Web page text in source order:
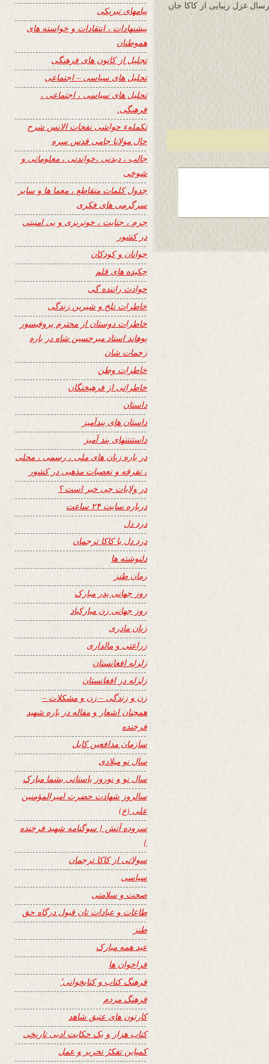
غزل زیبایی از کاکا جان
پیامهای تبریکی
پیشنهادات ، انتقادات و خواسته های
هموطنان
تجلیل از کانون های فرهنگی
تحلیل های سیاسی – اجتماعی
تحلیل های سیاسی ، اجتماعی ،
فرهنگی.
تکملهء حواشی نفحات الانس شرح
حال مولانا جامی قدس سره
جالب ، دیدنی ،خواندنی ، معلوماتی و
شوخی
جدول کلمات متقاطع ، معما ها و سایر
سرگرمی های فکری
جرم ، جنایت ، خونریزی و بی امنیتی
در کشور
جوانان و کودکان
چکیده های قلم
حوادث راننده گی
خاطرات تلخ و شیرین زندگی
خاطرات دوستان از محترم پروفیسور
پوهاند استاد میرحسین شاه در باره
زحمات شان
خاطرات وطن
خاطراتی از فرهیختگان
داستان
داستان های پندآمیز
داستنتنهای پند آمیز
در باره زبان های ملی ، رسمی ، محلی
، تفرقه و تعصبات مذهبی در کشور
در ولایات چی خبر است ؟
درباره سایت ۲۴ ساعت
درد دل
درد دل با کاکا ترجمان
دلنوشته ها
رمان طنز
روز جهانی پدر مبارک
روز جهانی زن مبارکباد
زبان مادری
زراعتی و مالداری
زلزله افغانستان
زلزله در افغانستان
زن و زندگی – زن و مشکلات –
همچنان اشعار و مقاله در باره شهید
فرخنده
سازمان مدافعین کابل
سال نو میلادی
سال نو و نوروز باستانی بشما مبارک
سالروز شهادت حضرت امیرالمؤمنین
علی (ع)
سروده آتش { سوگنامه شهید فرخنده
}
سولاتی از کاکا ترجمان
سیاسی
صحت و سلامتی
طاعات و عبادات تان قبول درگاه حق
طنز
عید همه مبارک
فراخوان ها
فرهنگ کتاب و کتابخوانی٬
فرهنگ مردم
کارتون های عتیق شاهد
کتاب هزار و یک حکایت ادبی تاریخی
کمپاین تفکرُ تحریر و عمل